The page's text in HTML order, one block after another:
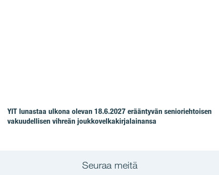
YIT lunastaa ulkona olevan 18.6.2027 erääntyvän senioriehtoisen
vakuudellisen vihreän joukkovelkakirjalainansa
Seuraa meitä